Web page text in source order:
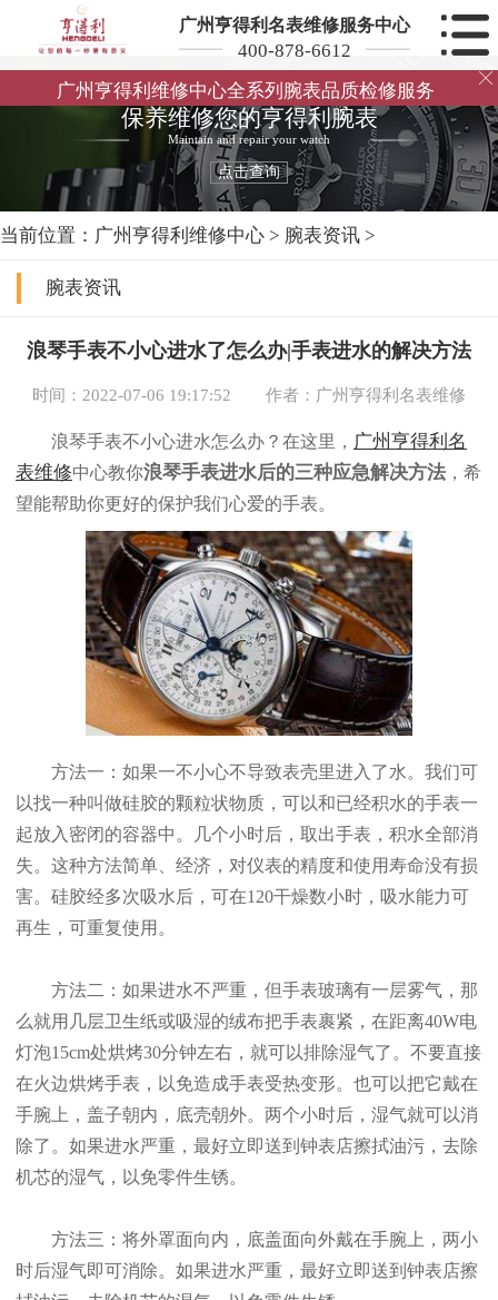
广州亨得利名表维修服务中心
400-878-6612
广州亨得利维修中心全系列腕表品质检修服务

保养维修您的亨得利腕表
Maintain and repair your watch
点击查询
当前位置： 广州亨得利维修中心 > 腕表资讯 >
腕表资讯
浪琴手表不小心进水了怎么办|手表进水的解决方法
时间：2022-07-06 19:17:52 作者：广州亨得利名表维修
浪琴手表不小心进水怎么办？在这里， 广州亨得利名
表维修中心教你浪琴手表进水后的三种应急解决方法 ，希
望能帮助你更好的保护我们心爱的手表。
方法一：如果一不小心不导致表壳里进入了水。我们可
以找一种叫做硅胶的颗粒状物质，可以和已经积水的手表一
起放入密闭的容器中。几个小时后，取出手表，积水全部消
失。这种方法简单、经济，对仪表的精度和使用寿命没有损
害。硅胶经多次吸水后，可在120干燥数小时，吸水能力可
再生，可重复使用。
方法二：如果进水不严重，但手表玻璃有一层雾气，那
么就用几层卫生纸或吸湿的绒布把手表裹紧，在距离40W电
灯泡15cm处烘烤30分钟左右，就可以排除湿气了。不要直接
在火边烘烤手表，以免造成手表受热变形。也可以把它戴在
手腕上，盖子朝内，底壳朝外。两个小时后，湿气就可以消
除了。如果进水严重，最好立即送到钟表店擦拭油污，去除
机芯的湿气，以免零件生锈。
方法三：将外罩面向内，底盖面向外戴在手腕上，两小
时后湿气即可消除。如果进水严重，最好立即送到钟表店擦